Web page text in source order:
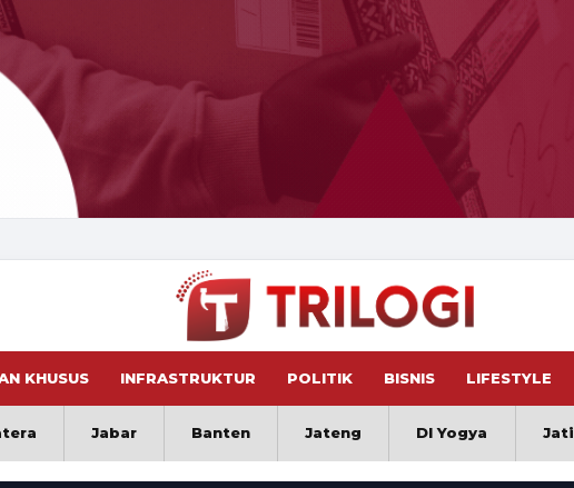
KHUSUS INFRASTRUKTUR POLITIK BISNIS LIFESTYLE
Jabar Banten Jateng DI Yogya